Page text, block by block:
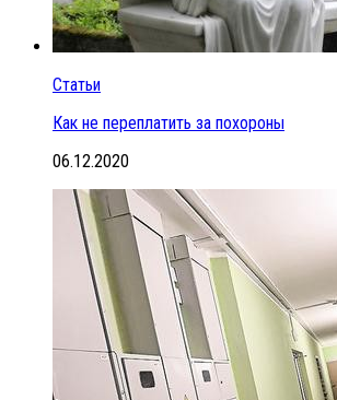
Статьи
Как не переплатить за похороны
06.12.2020